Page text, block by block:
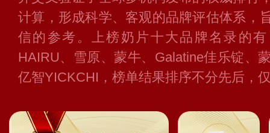
计算，形成科学、客观的品牌评估体系，
信的参考。上榜奶片十大品牌名录的
HAIRU、雪原、蒙牛、Galatine佳乐锭、
亿智YICKCHI，榜单结果排序不分先后，